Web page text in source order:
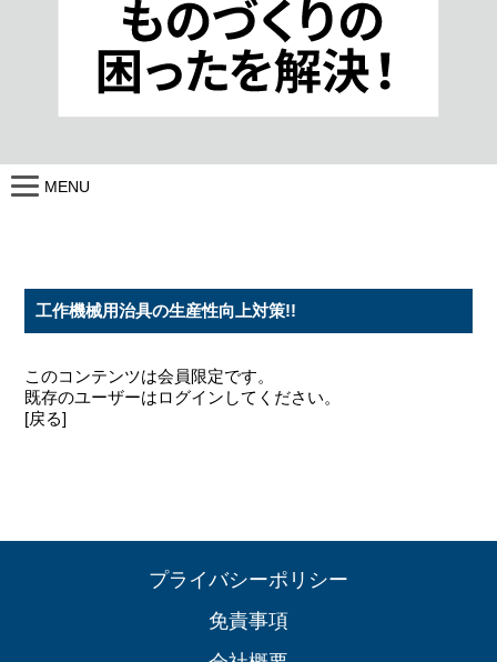
MENU
工作機械用治具の生産性向上対策!!
このコンテンツは会員限定です。
既存のユーザーはログインしてください。
[戻る]
プライバシーポリシー
免責事項